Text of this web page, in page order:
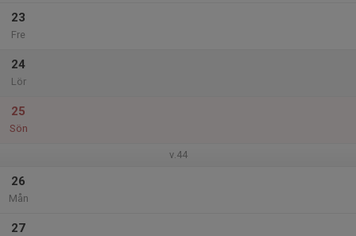
23
Fre
24
Lör
25
Sön
v.44
26
Mån
27